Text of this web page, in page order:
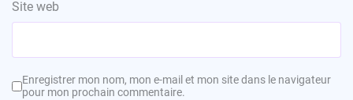
Site web
Enregistrer mon nom, mon e-mail et mon site dans le navigateur
pour mon prochain commentaire.